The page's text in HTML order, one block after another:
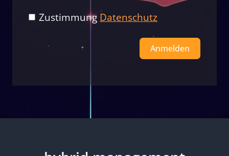
Zustimmung Datenschutz
Anmelden